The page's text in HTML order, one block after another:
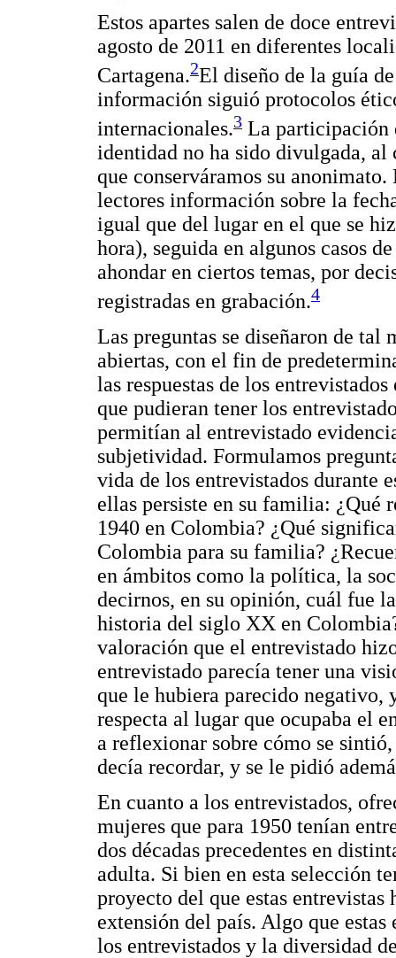
Estos apartes salen de doce
agosto de 2011 en diferentes
Cartagena.2El diseño de la guía
información siguió protocolos
internacionales.3 La participación
identidad no ha sido divulgada, al
que conserváramos su
lectores información sobre la
igual que del lugar en el que se
hora), seguida en algunos casos
ahondar en ciertos temas, por
registradas en grabación.4
Las preguntas se diseñaron de tal
abiertas, con el fin de
las respuestas de los
que pudieran tener los
permitían al entrevistado
subjetividad. Formulamos
vida de los entrevistados durante
ellas persiste en su familia: ¿Qué
1940 en Colombia? ¿Qué
Colombia para su familia?
en ámbitos como la política, la
decirnos, en su opinión, cuál fue
historia del siglo XX en
valoración que el entrevistado
entrevistado parecía tener una
que le hubiera parecido negativo,
respecta al lugar que ocupaba el
a reflexionar sobre cómo se
decía recordar, y se le pidió
En cuanto a los entrevistados,
mujeres que para 1950 tenían
dos décadas precedentes en
adulta. Si bien en esta selección
proyecto del que estas
extensión del país. Algo que
los entrevistados y la diversidad